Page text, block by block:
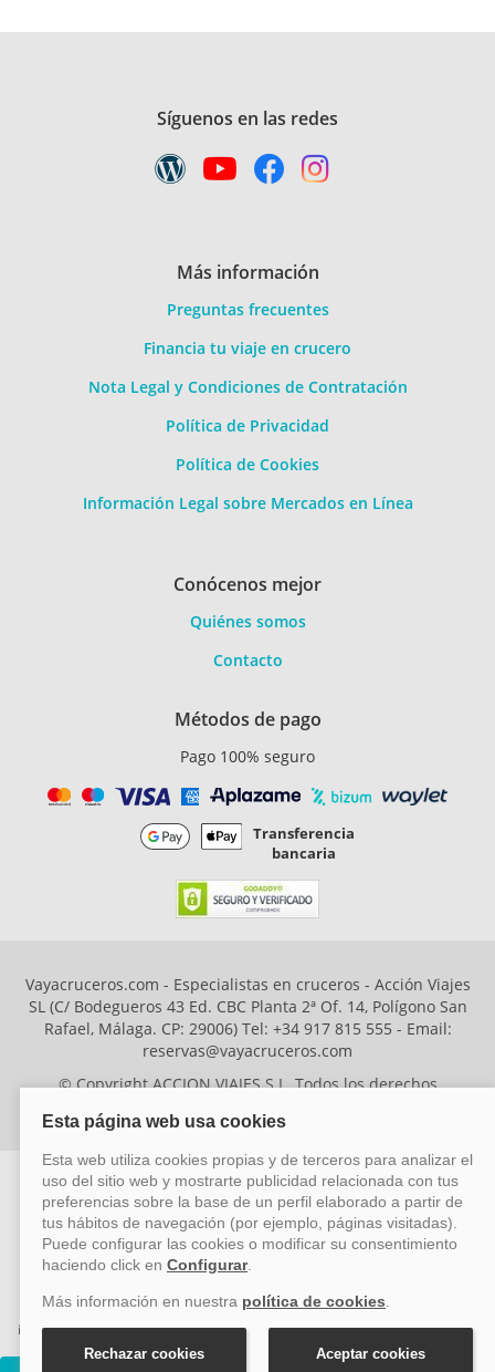
Síguenos en las redes
Más información
Preguntas frecuentes
Financia tu viaje en crucero
Nota Legal y Condiciones de Contratación
Política de Privacidad
Política de Cookies
Información Legal sobre Mercados en Línea
Conócenos mejor
Quiénes somos
Contacto
Métodos de pago
Pago 100% seguro
Transferencia
bancaria
Vayacruceros.com - Especialistas en cruceros - Acción Viajes
SL (C/ Bodegueros 43 Ed. CBC Planta 2ª Of. 14, Polígono San
Rafael, Málaga. CP: 29006) Tel: +34 917 815 555 - Email:
reservas@vayacruceros.com
© Copyright ACCION VIAJES S.L. Todos los derechos
ACCION VIAJES SL ha sido beneficiaria del Fondo Europeo de Desarrollo
Regional (FEDER), cuyo objetivo es mejorar la competitividad de las pymes
mediante el impulso de la innovación, el desarrollo tecnológico, la
investigación de calidad y el uso seguro y fiable del ciberespacio. Gracias a
esta financiación, la empresa ha puesto en marcha un Plan de Acción
durante el año 2026 para reforzar su competitividad empresarial,